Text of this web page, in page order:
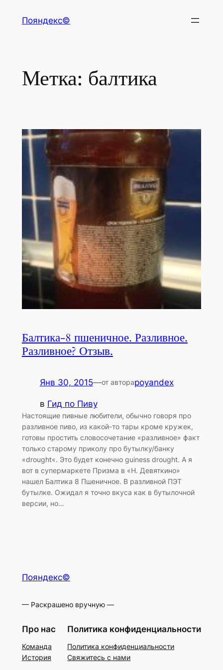
Пояндекс©
Метка: балтика
Балтика-8 пшеничное. Разливное.
Разливное? Отзыв.
Янв 30, 2015—от автораpoyandex
в Гид по Пиву
Настоящие пивные любители, обычно говоря про
разливное пиво, из какой-то тары кроме кружек,
готовы простить словосочетание «разливное» факт
только старому приколу про бутылку/банку
«drought«. Это будет конечно guiness drought. А я
вот в супермаркете Призма в «Н. Девяткино»
нашел Балтика 8 Пшеничное. В разливной ПЭТ
бутылке. Ожидал я точно вкуса как в бутылочной
версии, но…
Пояндекс©
— Раскрашено вручную —
Про нас
Команда
История
Политика конфиденциальности
Политика конфиденциальности
Свяжитесь с нами